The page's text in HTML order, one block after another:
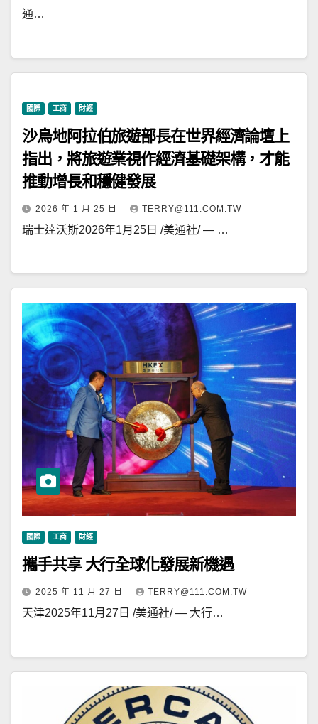
通…
國際 工商 財經
沙烏地阿拉伯旅遊部長在世界經濟論壇上
指出，將旅遊業視作經濟基礎架構，才能
推動增長和穩健發展
2026 年 1 月 25 日 TERRY@111.COM.TW
瑞士達沃斯2026年1月25日 /美通社/ — …
國際 工商 財經
攜手共享 大行全球化發展新機遇
2025 年 11 月 27 日 TERRY@111.COM.TW
天津2025年11月27日 /美通社/ — 大行…